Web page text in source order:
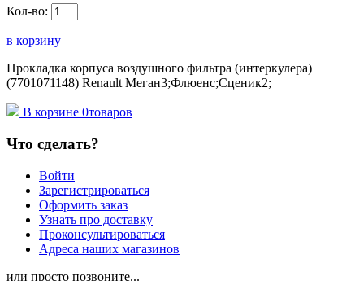
Кол-во:
в корзину
Прокладка корпуса воздушного фильтра (интеркулера)
(7701071148) Renault Меган3;Флюенс;Сценик2;
В корзине 0товаров
Что сделать?
Войти
Зарегистрироваться
Оформить заказ
Узнать про доставку
Проконсультироваться
Адреса наших магазинов
или просто позвоните...